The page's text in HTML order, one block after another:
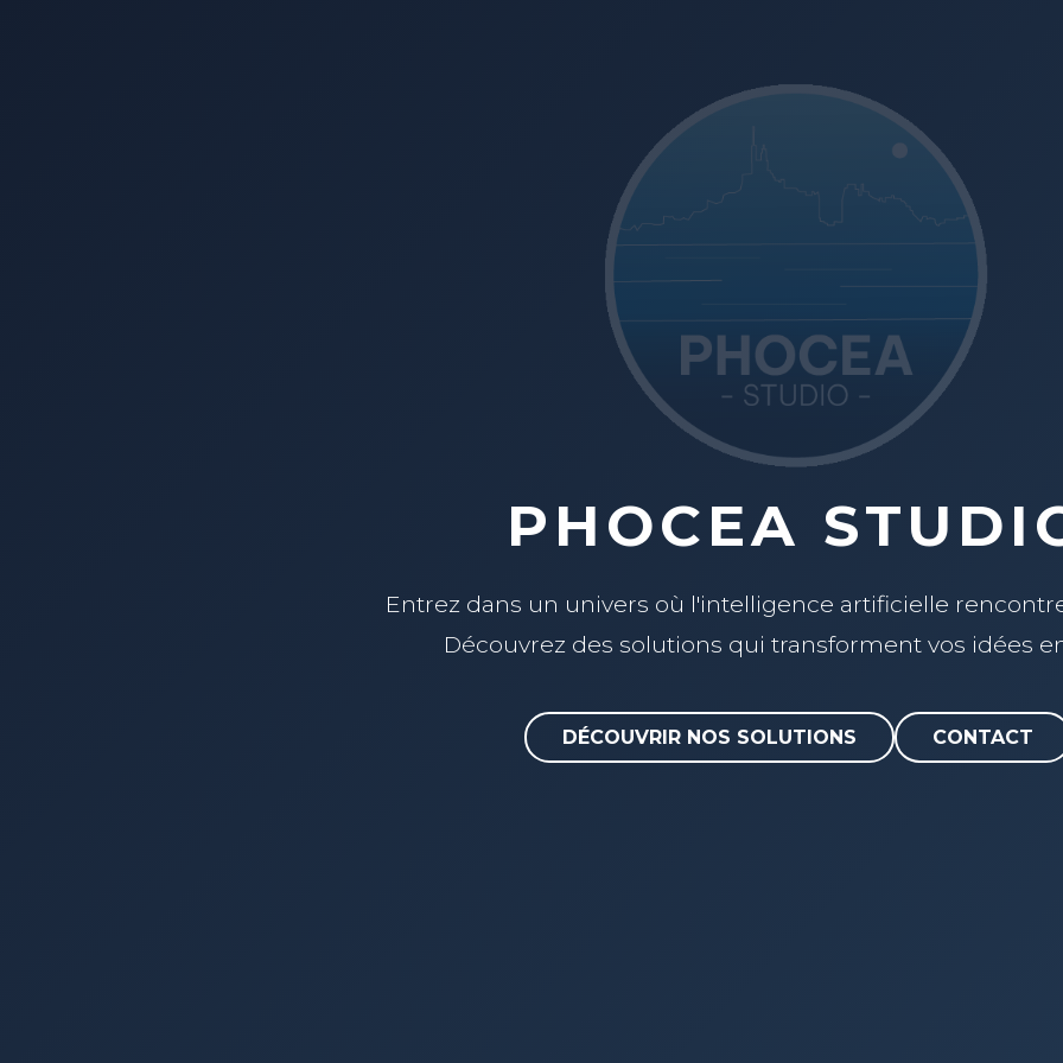
PHOCEA
Entrez dans un univers où l'intelligence artificielle
Découvrez des solutions qui transforment vos idées
DÉCOUVRIR NOS SOLUTIONS CONTACT